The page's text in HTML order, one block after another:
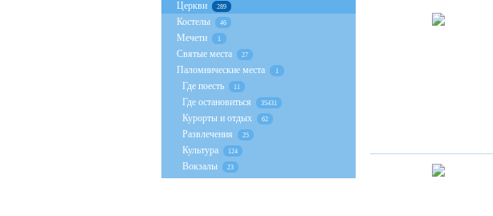
Церкви 289
Костелы 46
Мечети 1
Святые места 27
Паломнические места 1
Где поесть 11
Где остановиться 35431
Курорты и отдых 62
Развлечения 25
Культура 124
Вокзалы 23